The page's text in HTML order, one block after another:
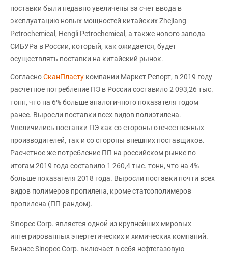
поставки были недавно увеличены за счет ввода в
эксплуатацию новых мощностей китайских Zhejiang
Petrochemical, Hengli Petrochemical, а также нового завода
СИБУРа в России, который, как ожидается, будет
осуществлять поставки на китайский рынок.
СогласноСканПласту компании Маркет Репорт, в 2019 году
расчетное потребление ПЭ в России составило 2 093,26 тыс.
тонн, что на 6% больше аналогичного показателя годом
ранее. Выросли поставки всех видов полиэтилена.
Увеличились поставки ПЭ как со стороны отечественных
производителей, так и со стороны внешних поставщиков.
Расчетное же потребление ПП на российском рынке по
итогам 2019 года составило 1 260,4 тыс. тонн, что на 4%
больше показателя 2018 года. Выросли поставки почти всех
видов полимеров пропилена, кроме статсополимеров
пропилена (ПП-рандом).
Sinopec Corp. является одной из крупнейших мировых
интегрированных энергетических и химических компаний.
Бизнес Sinopec Corp. включает в себя нефтегазовую